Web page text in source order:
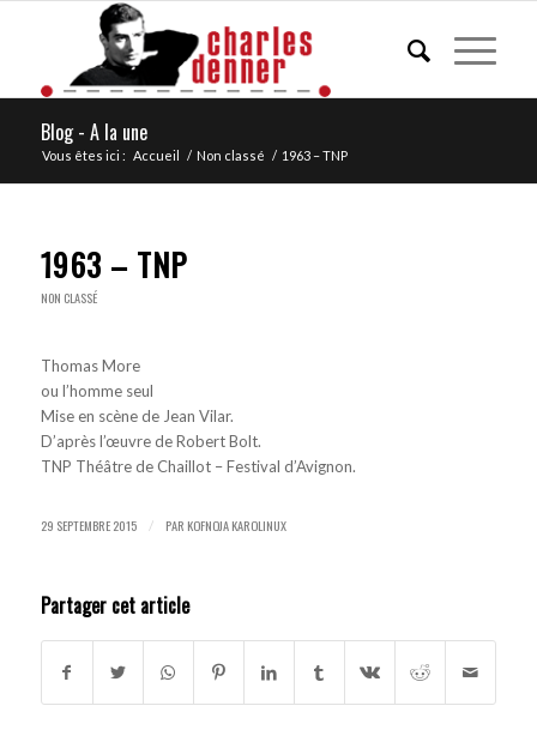
Blog - A la une
Vous êtes ici : Accueil / Non classé / 1963 – TNP
1963 – TNP
NON CLASSÉ
Thomas More
ou l’homme seul
Mise en scène de Jean Vilar.
D’après l’œuvre de Robert Bolt.
TNP Théâtre de Chaillot – Festival d’Avignon.
29 SEPTEMBRE 2015 / PAR KOFNOJA KAROLINUX
Partager cet article